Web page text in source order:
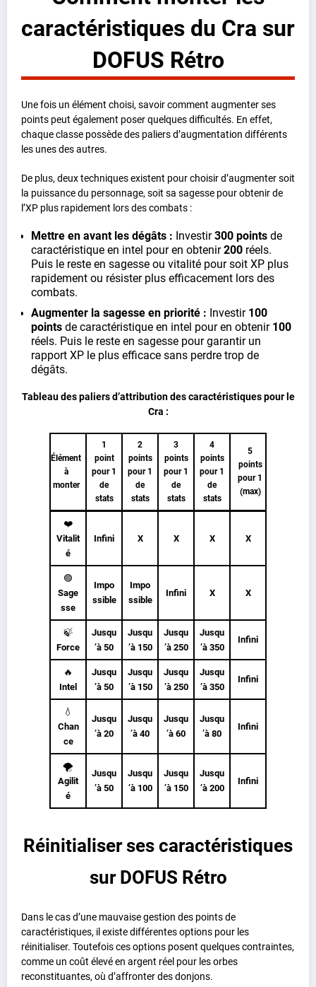
caractéristiques du Cra sur
DOFUS Rétro
Une fois un élément choisi, savoir comment augmenter ses
points peut également poser quelques difficultés. En effet,
chaque classe possède des paliers d’augmentation différents
les unes des autres.
De plus, deux techniques existent pour choisir d’augmenter soit
la puissance du personnage, soit sa sagesse pour obtenir de
l’XP plus rapidement lors des combats :
Mettre en avant les dégâts : Investir300 points de
caractéristique en intel pour en obtenir200réels.
Puis le reste en sagesse ou vitalité pour soit XP plus
rapidement ou résister plus efficacement lors des
combats.
Augmenter la sagesse en priorité : Investir 100
points de caractéristique en intel pour en obtenir 100
réels. Puis le reste en sagesse pour garantir un
rapport XP le plus efficace sans perdre trop de
dégâts.
Tableau des paliers d’attribution des caractéristiques pour le
Cra :
Élément
à
monter
1
point
pour 1
de
stats
2
points
pour 1
de
stats
3
points
pour 1
de
stats
4
points
pour 1
de
stats
5
points
pour 1
(max)
❤️
Vitalit
é
Infini X X X X
🟣
Sage
sse
Impo
ssible
Impo
ssible
Infini X X
🍃
Force
Jusqu
’à 50
Jusqu
’à 150
Jusqu
’à 250
Jusqu
’à 350
Infini
🔥
Intel
Jusqu
’à 50
Jusqu
’à 150
Jusqu
’à 250
Jusqu
’à 350
Infini
💧
Chan
ce
Jusqu
’à 20
Jusqu
’à 40
Jusqu
’à 60
Jusqu
’à 80
Infini
🌪️
Agilit
é
Jusqu
’à 50
Jusqu
’à 100
Jusqu
’à 150
Jusqu
’à 200
Infini
Réinitialiser ses caractéristiques
sur DOFUS Rétro
Dans le cas d’une mauvaise gestion des points de
caractéristiques, il existe différentes options pour les
réinitialiser. Toutefois ces options posent quelques contraintes,
comme un coût élevé en argent réel pour les orbes
reconstituantes, où d’affronter des donjons.